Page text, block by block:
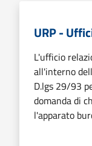
URP -
L'ufficio
all'interno
D.lgs 29/93
domanda di
l'apparato